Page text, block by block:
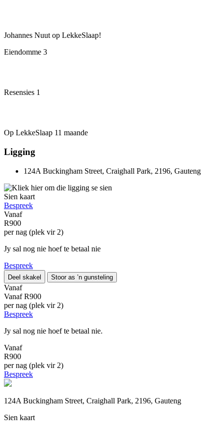
Johannes Nuut op LekkeSlaap!
Eiendomme 3
Resensies 1
Op LekkeSlaap 11 maande
Ligging
124A Buckingham Street, Craighall Park, 2196, Gauteng
Sien kaart
Bespreek
Vanaf
R900
per nag (plek vir 2)
Jy sal nog nie hoef te betaal nie
Bespreek
Deel skakel Stoor as ’n gunsteling
Vanaf
Vanaf R900
per nag (plek vir 2)
Bespreek
Jy sal nog nie hoef te betaal nie.
Vanaf
R900
per nag (plek vir 2)
Bespreek
124A Buckingham Street, Craighall Park, 2196, Gauteng
Sien kaart